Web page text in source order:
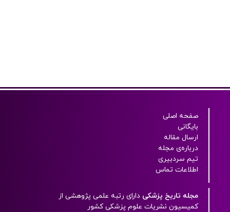
صفحه اصلی
بایگانی
ارسال مقاله
درباره‌ی مجله
تیم سردبیری
اطلاعات تماس
مجله تاریخ پزشکی دارای رتبه علمی پژوهشی از
کميسيون نشريات علوم پزشکی کشور